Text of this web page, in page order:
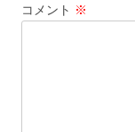
シ
コメント ※